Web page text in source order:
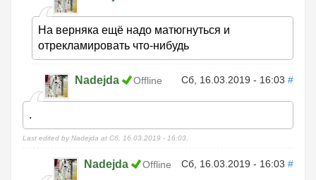
На верняка ещё надо матюгнуться и
отрекламировать что-нибудь
Nadejda Offline Сб, 16.03.2019 - 16:03 #
.
Last edited by Nadejda at Сб, 16.03.2019 - 16:03.
Nadejda Offline Сб, 16.03.2019 - 16:03 #